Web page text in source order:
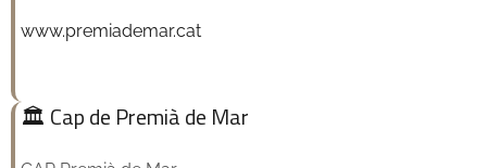
www.premiademar.cat
🏛️ Cap de Premià de Mar